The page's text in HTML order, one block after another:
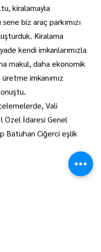
kiralamayla
biz araç parkımızı
Kiralama
kendi imkanlarımızla
makul, daha ekonomik
imkanımız
Vali
İl Özel İdaresi Genel
Batuhan Ciğerci eşlik